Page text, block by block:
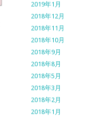
2019年1月
2018年12月
2018年11月
2018年10月
2018年9月
2018年8月
2018年5月
2018年3月
2018年2月
2018年1月